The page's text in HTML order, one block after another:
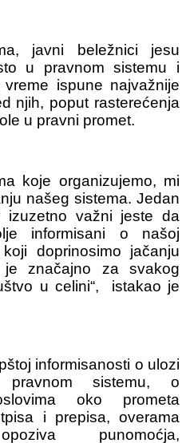
javni beležnici jesu
u pravnom sistemu i
ispune najvažnije
njih, poput rasterećenja
u pravni promet.
koje organizujemo, mi
našeg sistema. Jedan
važni jeste da
informisani o našoj
doprinosimo jačanju
značajno za svakog
u celini“, istakao je
informisanosti o ulozi
sistemu, o
oko prometa
i prepisa, overama
punomoćja,